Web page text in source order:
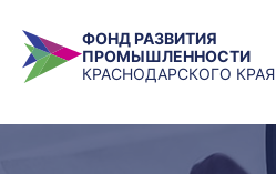
ФОНД РАЗВИТИЯ
ПРОМЫШЛЕННОСТИ
КРАСНОДАРСКОГО КРАЯ